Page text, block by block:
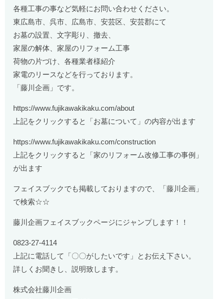
各種工事の事など気軽にお問い合わせください。
東広島市、呉市、広島市、安芸区、安芸郡にて
お墓の設置、文字彫り、撤去、
家屋の解体、家屋のリフォーム工事
荷物の片づけ、各種業者様紹介
家電のリースなどを行っております。
「藤川企画」です。
https://www.fujikawakikaku.com/about
上記をクリックすると「お墓について」の内容が出ます
https://www.fujikawakikaku.com/construction
上記をクリックすると「家のリフォーム改修工事の事例」
が出ます
フェイスブックでも掲載しておりますので、「藤川企画」
で検索☆☆
藤川企画フェイスブックページにジャンプします！！
0823-27-4114
上記に電話して「〇〇がしたいです」とお伝え下さい。
詳しくお聞きし、説明致します。
株式会社藤川企画